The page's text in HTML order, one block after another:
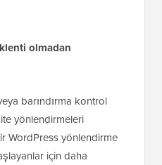
olmadan
barındırma kontrol
yönlendirmeleri
WordPress yönlendirme
için daha